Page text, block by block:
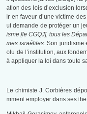
ation des lois d’exclusion
ir en faveur d’une victime
ui demande de protéger un
isme [le CGQJ], tous les
mes israélites. Son juridisme
olu de l’institution, aux
à appliquer la loi dans toute
Le chimiste J. Corbières
mment employer dans ses